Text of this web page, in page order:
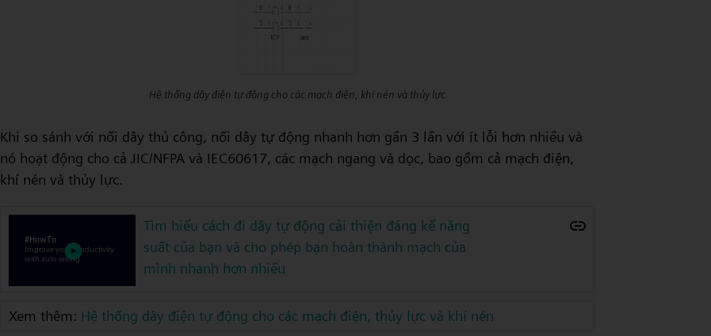
Hệ thống dây điện tự động cho các mạch điện, khí nén và thủy lực
Khi so sánh với nối dây thủ công, nối dây tự động nhanh hơn gần 3 lần với ít lỗi hơn nhiều và
nó hoạt động cho cả JIC/NFPA và IEC60617, các mạch ngang và dọc, bao gồm cả mạch điện,
khí nén và thủy lực.
Tìm hiểu cách đi dây tự động cải thiện đáng kể năng
suất của bạn và cho phép bạn hoàn thành mạch của
mình nhanh hơn nhiều
Xem thêm: Hệ thống dây điện tự động cho các mạch điện, thủy lực và khí nén